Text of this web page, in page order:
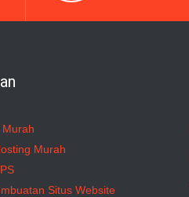
Murah
Murah
Situs Website